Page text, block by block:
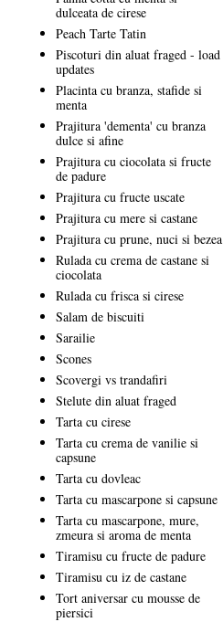
dulceata de cirese
Peach Tarte Tatin
Piscoturi din aluat fraged - load
updates
Placinta cu branza, stafide si
menta
Prajitura 'dementa' cu branza
dulce si afine
Prajitura cu ciocolata si fructe
de padure
Prajitura cu fructe uscate
Prajitura cu mere si castane
Prajitura cu prune, nuci si bezea
Rulada cu crema de castane si
ciocolata
Rulada cu frisca si cirese
Salam de biscuiti
Sarailie
Scones
Scovergi vs trandafiri
Stelute din aluat fraged
Tarta cu cirese
Tarta cu crema de vanilie si
capsune
Tarta cu dovleac
Tarta cu mascarpone si capsune
Tarta cu mascarpone, mure,
zmeura si aroma de menta
Tiramisu cu fructe de padure
Tiramisu cu iz de castane
Tort aniversar cu mousse de
piersici